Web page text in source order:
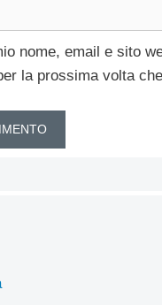
nome, email e sito
la prossima volta